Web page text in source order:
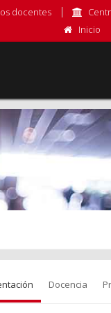
docentes
Inicio
Docencia